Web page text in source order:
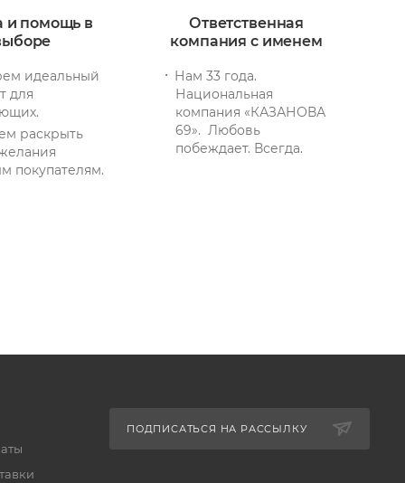
и помощь в
идеальный
для
раскрыть
покупателям.
Ответственная
компания с именем
Нам 33 года.
Национальная
компания «КАЗАНОВА
69». Любовь
побеждает. Всегда.
ПОДПИСАТЬСЯ НА РАССЫЛКУ